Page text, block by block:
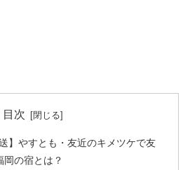
目次
】やすとも・友近のキメツケで友
岡の宿とは？